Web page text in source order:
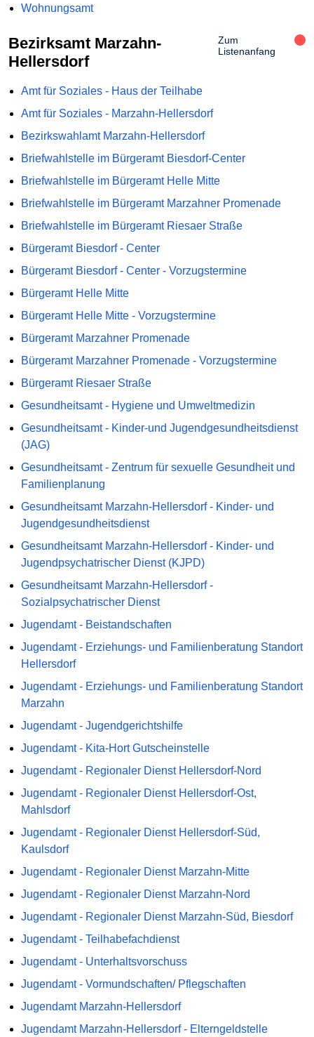
Wohnungsamt
Bezirksamt Marzahn-
Hellersdorf
Zum
Listenanfang
Amt für Soziales - Haus der Teilhabe
Amt für Soziales - Marzahn-Hellersdorf
Bezirkswahlamt Marzahn-Hellersdorf
Briefwahlstelle im Bürgeramt Biesdorf-Center
Briefwahlstelle im Bürgeramt Helle Mitte
Briefwahlstelle im Bürgeramt Marzahner Promenade
Briefwahlstelle im Bürgeramt Riesaer Straße
Bürgeramt Biesdorf - Center
Bürgeramt Biesdorf - Center - Vorzugstermine
Bürgeramt Helle Mitte
Bürgeramt Helle Mitte - Vorzugstermine
Bürgeramt Marzahner Promenade
Bürgeramt Marzahner Promenade - Vorzugstermine
Bürgeramt Riesaer Straße
Gesundheitsamt - Hygiene und Umweltmedizin
Gesundheitsamt - Kinder-und Jugendgesundheitsdienst
(JAG)
Gesundheitsamt - Zentrum für sexuelle Gesundheit und
Familienplanung
Gesundheitsamt Marzahn-Hellersdorf - Kinder- und
Jugendgesundheitsdienst
Gesundheitsamt Marzahn-Hellersdorf - Kinder- und
Jugendpsychatrischer Dienst (KJPD)
Gesundheitsamt Marzahn-Hellersdorf -
Sozialpsychatrischer Dienst
Jugendamt - Beistandschaften
Jugendamt - Erziehungs- und Familienberatung Standort
Hellersdorf
Jugendamt - Erziehungs- und Familienberatung Standort
Marzahn
Jugendamt - Jugendgerichtshilfe
Jugendamt - Kita-Hort Gutscheinstelle
Jugendamt - Regionaler Dienst Hellersdorf-Nord
Jugendamt - Regionaler Dienst Hellersdorf-Ost,
Mahlsdorf
Jugendamt - Regionaler Dienst Hellersdorf-Süd,
Kaulsdorf
Jugendamt - Regionaler Dienst Marzahn-Mitte
Jugendamt - Regionaler Dienst Marzahn-Nord
Jugendamt - Regionaler Dienst Marzahn-Süd, Biesdorf
Jugendamt - Teilhabefachdienst
Jugendamt - Unterhaltsvorschuss
Jugendamt - Vormundschaften/ Pflegschaften
Jugendamt Marzahn-Hellersdorf
Jugendamt Marzahn-Hellersdorf - Elterngeldstelle